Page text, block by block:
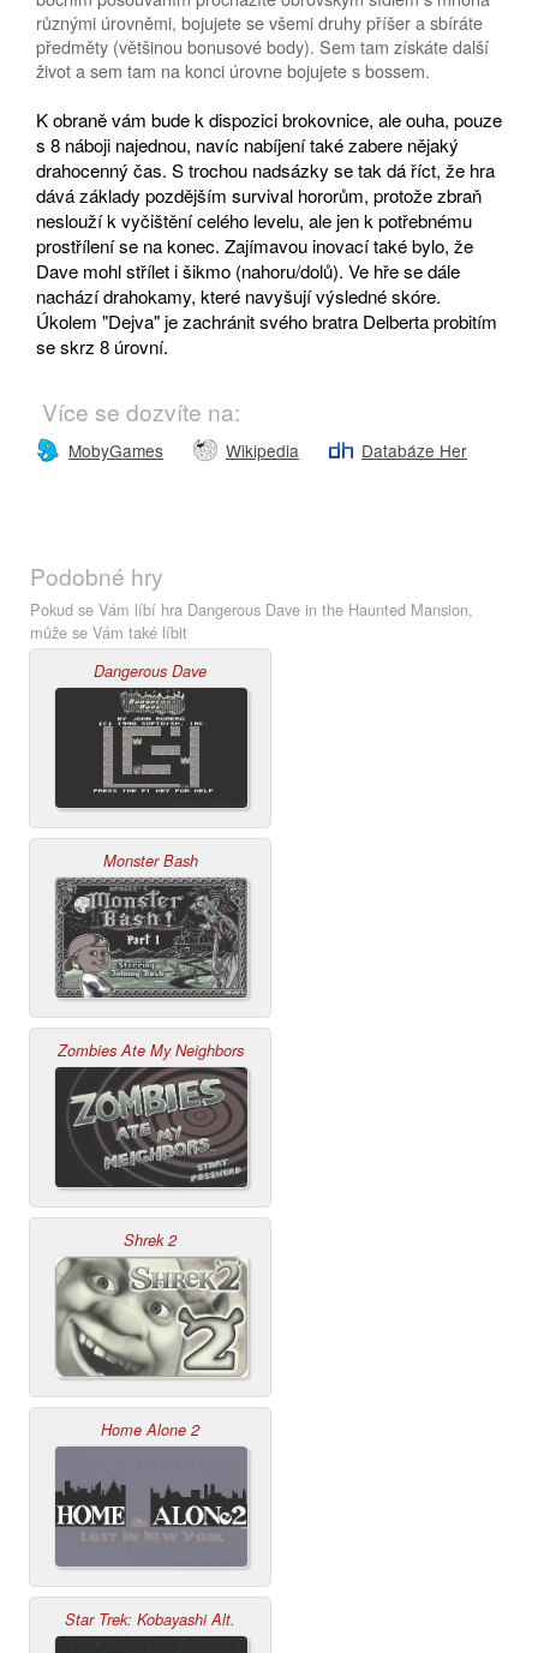
různými úrovněmi, bojujete se všemi druhy příšer a sbíráte
předměty (většinou bonusové body). Sem tam získáte další
život a sem tam na konci úrovne bojujete s bossem.
K obraně vám bude k dispozici brokovnice, ale ouha, pouze
s 8 náboji najednou, navíc nabíjení také zabere nějaký
drahocenný čas. S trochou nadsázky se tak dá říct, že hra
dává základy pozdějším survival hororům, protože zbraň
neslouží k vyčištění celého levelu, ale jen k potřebnému
prostřílení se na konec. Zajímavou inovací také bylo, že
Dave mohl střílet i šikmo (nahoru/dolů). Ve hře se dále
nachází drahokamy, které navyšují výsledné skóre.
Úkolem "Dejva" je zachránit svého bratra Delberta probitím
se skrz 8 úrovní.
Více se dozvíte na:
MobyGames Wikipedia Databáze Her
Podobné hry
Pokud se Vám líbí hra Dangerous Dave in the Haunted Mansion,
může se Vám také líbit
Dangerous Dave
Monster Bash
Zombies Ate My Neighbors
Shrek 2
Home Alone 2
Star Trek: Kobayashi Alt.